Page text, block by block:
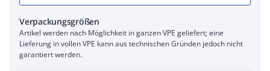
Verpackungsgrößen
Artikel werden nach Möglichkeit in ganzen VPE geliefert; eine
Lieferung in vollen VPE kann aus technischen Gründen jedoch nicht
garantiert werden.